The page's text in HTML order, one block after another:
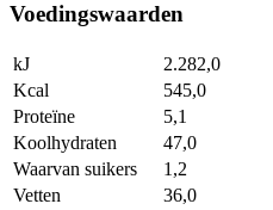
Voedingswaarden
kJ
2.282,0
Kcal
545,0
Proteïne
5,1
Koolhydraten
47,0
Waarvan suikers
1,2
Vetten
36,0